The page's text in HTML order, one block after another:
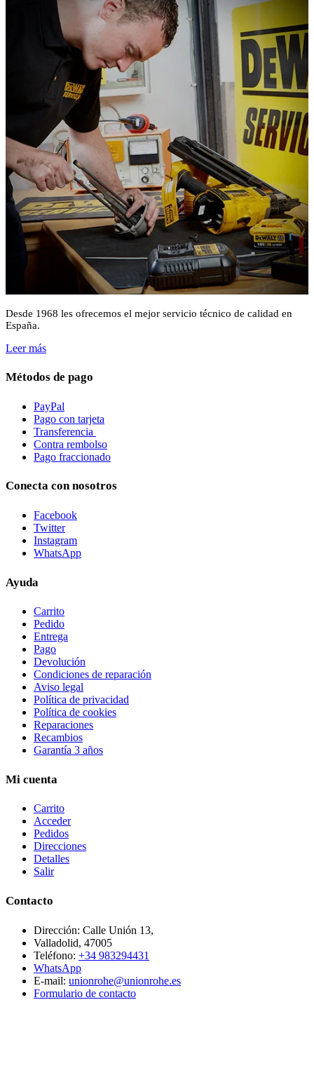
Desde 1968 les ofrecemos el mejor servicio técnico de calidad en
España.
Leer más
Métodos de pago
PayPal
Pago con tarjeta
Transferencia
Contra rembolso
Pago fraccionado
Conecta con nosotros
Facebook
Twitter
Instagram
WhatsApp
Ayuda
Carrito
Pedido
Entrega
Pago
Devolución
Condiciones de reparación
Aviso legal
Política de privacidad
Política de cookies
Reparaciones
Recambios
Garantía 3 años
Mi cuenta
Carrito
Acceder
Pedidos
Direcciones
Detalles
Salir
Contacto
Dirección: Calle Unión 13,
Valladolid, 47005
Teléfono: +34 983294431
WhatsApp
E-mail: unionrohe@unionrohe.es
Formulario de contacto